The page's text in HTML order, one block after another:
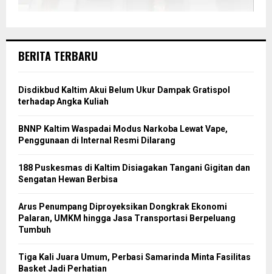
BERITA TERBARU
Disdikbud Kaltim Akui Belum Ukur Dampak Gratispol
terhadap Angka Kuliah
BNNP Kaltim Waspadai Modus Narkoba Lewat Vape,
Penggunaan di Internal Resmi Dilarang
188 Puskesmas di Kaltim Disiagakan Tangani Gigitan dan
Sengatan Hewan Berbisa
Arus Penumpang Diproyeksikan Dongkrak Ekonomi
Palaran, UMKM hingga Jasa Transportasi Berpeluang
Tumbuh
Tiga Kali Juara Umum, Perbasi Samarinda Minta Fasilitas
Basket Jadi Perhatian